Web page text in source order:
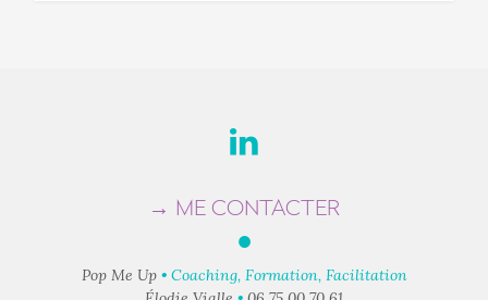
→ ME CONTACTER
●
Pop Me Up • Coaching, Formation, Facilitation